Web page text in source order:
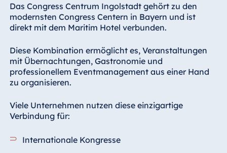
Das Congress Centrum Ingolstadt gehört zu den
modernsten Congress Centern in Bayern und ist
direkt mit dem Maritim Hotel verbunden.
Diese Kombination ermöglicht es, Veranstaltungen
mit Übernachtungen, Gastronomie und
professionellem Eventmanagement aus einer Hand
zu organisieren.
Viele Unternehmen nutzen diese einzigartige
Verbindung für:
Internationale Kongresse